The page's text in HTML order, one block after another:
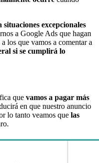
excepcionales
a Google Ads que hagan
los que vamos a comentar a
si se cumplirá lo
que vamos a pagar más
en que nuestro anuncio
lo tanto veamos que las